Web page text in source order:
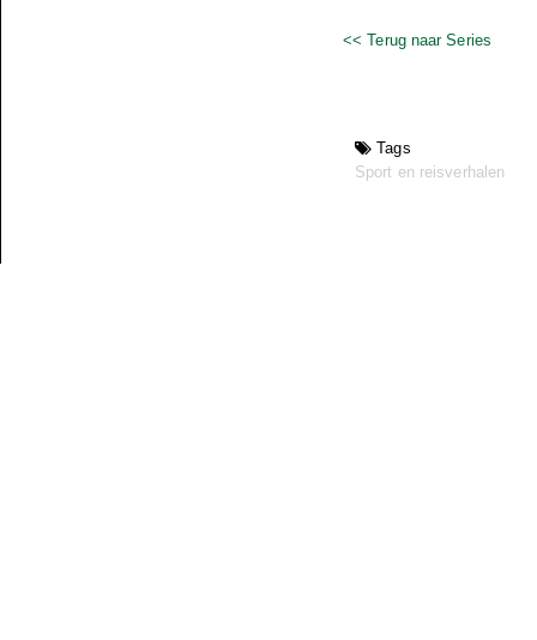
<< Terug naar Series
Tags
Sport en reisverhalen